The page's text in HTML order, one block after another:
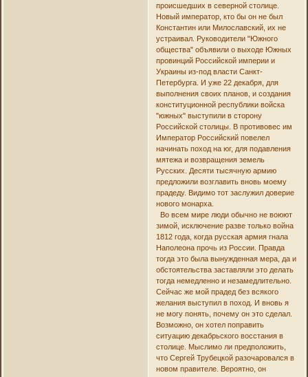
происшедших в северной столице.
Новый император, кто бы он не был
Константин или Милославский, их не
устраивал. Руководители "Южного
общества" объявили о выходе Южных
провинций Российской империи и
Украины из-под власти Санкт-
Петербурга. И уже 22 декабря, для
выполнения своих планов, и создания
конституционной республики войска
"южных" выступили в сторону
Российской столицы. В противовес им
Император Российский повелел
начинать поход на юг, для подавления
мятежа и возвращения земель
Русских. Десяти тысячную армию
предложили возглавить вновь моему
прадеду. Видимо тот заслужил доверие
нового монарха.
Во всем мире люди обычно не воюют
зимой, исключение разве только война
1812 года, когда русская армия гнала
Наполеона прочь из России. Правда
тогда это была вынужденная мера, да и
обстоятельства заставляли это делать
тогда немедленно и незамедлительно.
Сейчас же мой прадед без всякого
желания выступил в поход. И вновь я
не могу понять, почему он это сделал.
Возможно, он хотел поправить
ситуацию декабрьского восстания в
столице. Мыслимо ли предположить,
что Сергей Трубецкой разочаровался в
новом правителе. Вероятно, он